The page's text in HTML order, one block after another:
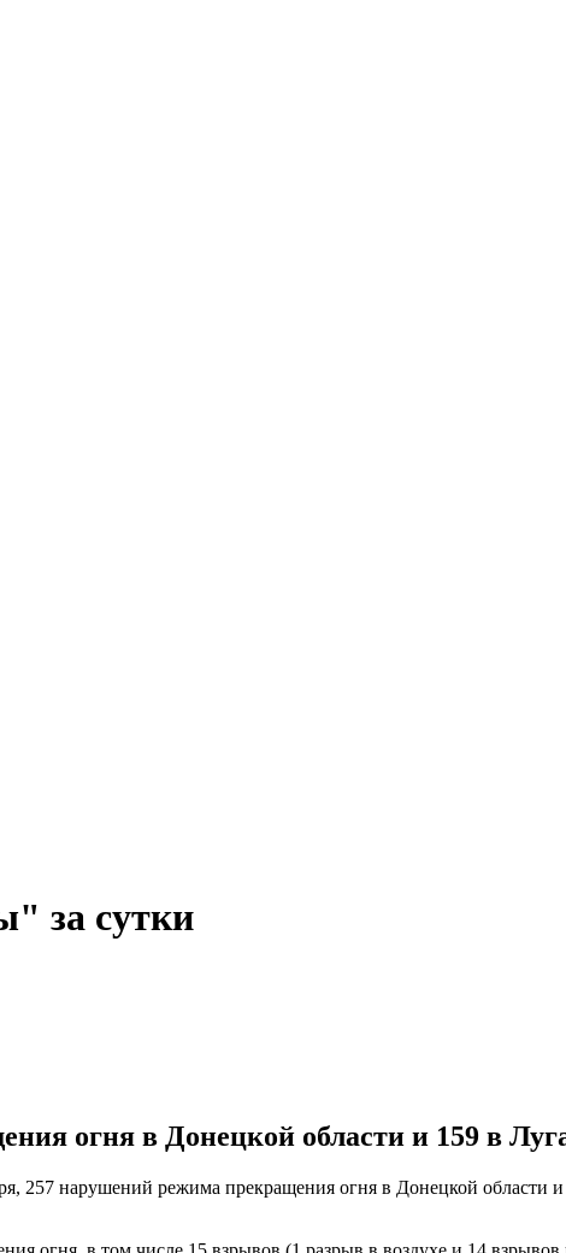
за сутки
огня в Донецкой области и 159 в
257 нарушений режима прекращения огня в Донецкой области